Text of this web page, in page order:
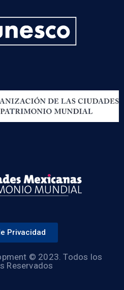
Privacidad
© 2023. Todos los
Reservados